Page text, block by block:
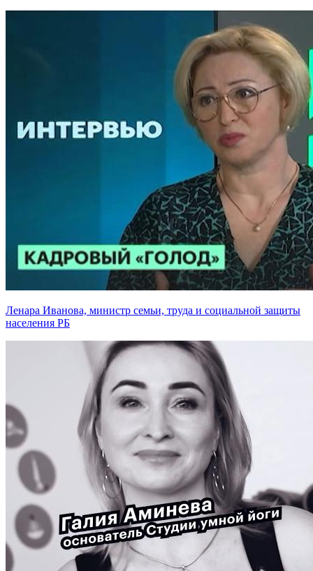
Ленара Иванова, министр семьи, труда и социальной защиты
населения РБ